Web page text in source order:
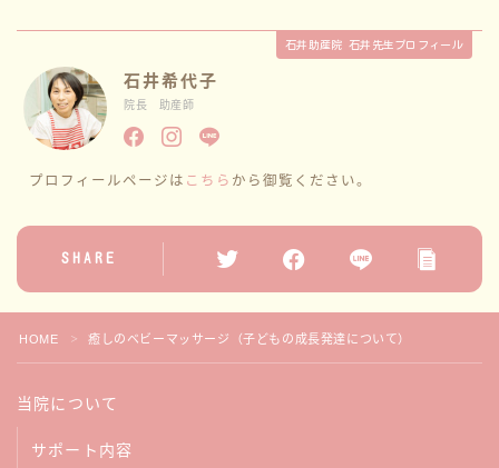
石井助産院 石井先生プロフィール
石井希代子
院長 助産師
プロフィールページは こちら から御覧ください。
SHARE
HOME ＞ 癒しのベビーマッサージ（子どもの成長発達について）
当院について
サポート内容